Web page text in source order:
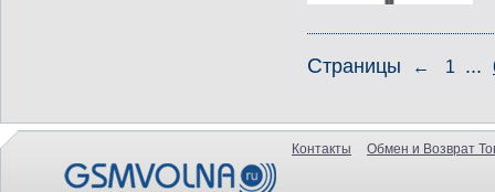
Страницы ← 1 ...
Контакты Обмен и Возврат